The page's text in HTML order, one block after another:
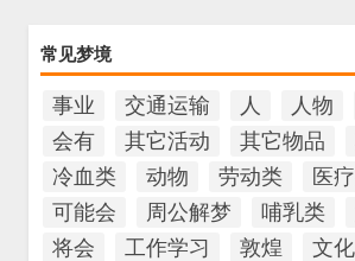
常见梦境
事业 交通运输 人 人物
会有
其它活动 其它物品
冷血类
动物 劳动类
医
可能会
周公解梦 哺乳类
将会
工作学习 敦煌
文